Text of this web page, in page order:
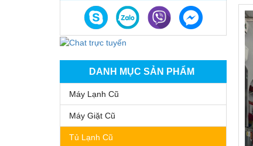
DANH MỤC SẢN PHẨM
Máy Lạnh Cũ
Máy Giặt Cũ
Tủ Lạnh Cũ